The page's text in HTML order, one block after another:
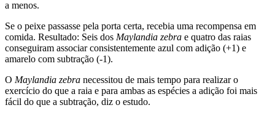
a menos.
Se o peixe passasse pela porta certa, recebia uma recompensa em
comida. Resultado: Seis dos Maylandia zebra e quatro das raias
conseguiram associar consistentemente azul com adição (+1) e
amarelo com subtração (-1).
O Maylandia zebra necessitou de mais tempo para realizar o
exercício do que a raia e para ambas as espécies a adição foi mais
fácil do que a subtração, diz o estudo.